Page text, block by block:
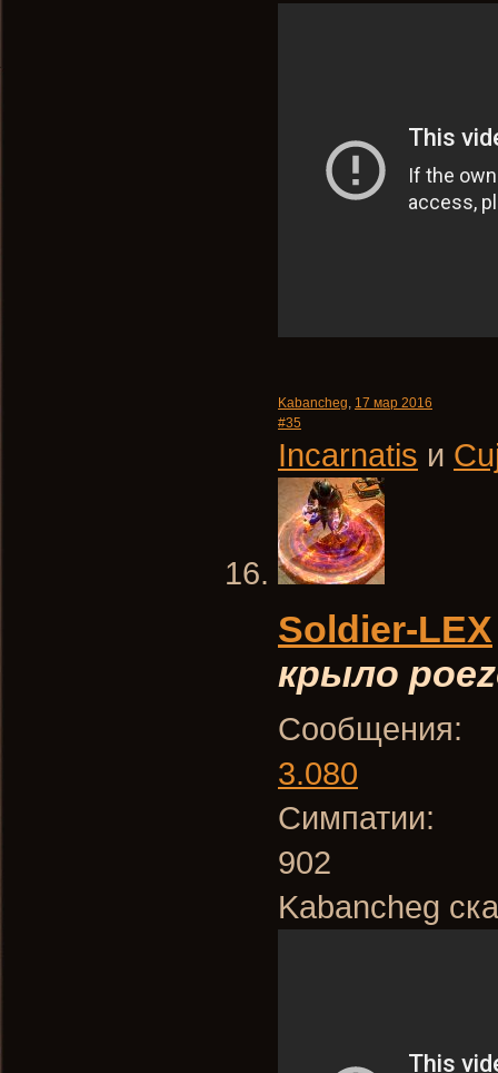
Kabancheg, 17 мар 2016
#35
Incarnatis и
Soldier-LEX
крыло
Сообщения:
3.080
Симпатии:
902
Kabancheg